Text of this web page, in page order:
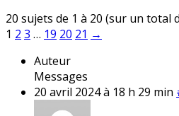
20 sujets de 1 à 20 (sur un total
1 2 3 … 19 20 21 →
Auteur
Messages
20 avril 2024 à 18 h 29 min